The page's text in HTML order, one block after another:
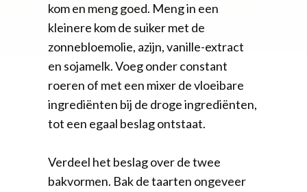
kom en meng goed. Meng in een
kleinere kom de suiker met de
zonnebloemolie, azijn, vanille-extract
en sojamelk. Voeg onder constant
roeren of met een mixer de vloeibare
ingrediënten bij de droge ingrediënten,
tot een egaal beslag ontstaat.
Verdeel het beslag over de twee
bakvormen. Bak de taarten ongeveer